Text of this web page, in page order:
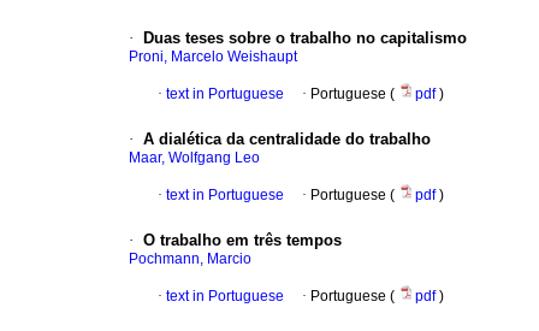
· Duas teses sobre o trabalho no capitalismo
Proni, Marcelo Weishaupt
· text in Portuguese · Portuguese ( pdf)
· A dialética da centralidade do trabalho
Maar, Wolfgang Leo
· text in Portuguese · Portuguese ( pdf)
· O trabalho em três tempos
Pochmann, Marcio
· text in Portuguese · Portuguese ( pdf)